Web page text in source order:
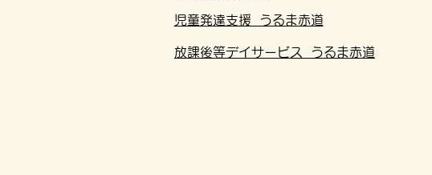
児童発達支援 うるま赤道
放課後等デイサービス うるま赤道